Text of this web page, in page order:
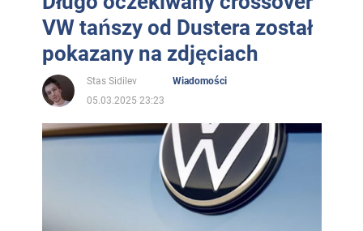
VW tańszy od Dustera został
pokazany na zdjęciach
Stas Sidilev
Wiadomości
05.03.2025 23:23